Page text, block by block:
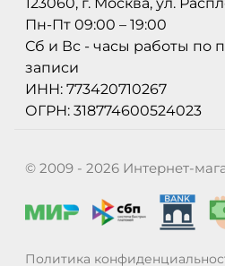
Пн-Пт 09:00 – 19:00
Сб и Вс - часы работы по
записи
ИНН: 773420710267
ОГРН: 318774600524023
© 2009 - 2026 Интернет-
Политика